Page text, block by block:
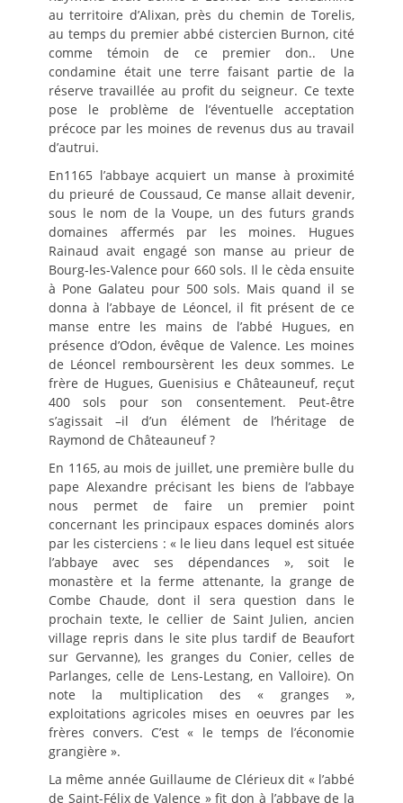
au territoire d’Alixan, près du chemin de Torelis,
au temps du premier abbé cistercien Burnon, cité
comme témoin de ce premier don.. Une
condamine était une terre faisant partie de la
réserve travaillée au profit du seigneur. Ce texte
pose le problème de l’éventuelle acceptation
précoce par les moines de revenus dus au travail
d’autrui.
En1165 l’abbaye acquiert un manse à proximité
du prieuré de Coussaud, Ce manse allait devenir,
sous le nom de la Voupe, un des futurs grands
domaines affermés par les moines. Hugues
Rainaud avait engagé son manse au prieur de
Bourg-les-Valence pour 660 sols. Il le cèda ensuite
à Pone Galateu pour 500 sols. Mais quand il se
donna à l’abbaye de Léoncel, il fit présent de ce
manse entre les mains de l’abbé Hugues, en
présence d’Odon, évêque de Valence. Les moines
de Léoncel remboursèrent les deux sommes. Le
frère de Hugues, Guenisius e Châteauneuf, reçut
400 sols pour son consentement. Peut-être
s’agissait –il d’un élément de l’héritage de
Raymond de Châteauneuf ?
En 1165, au mois de juillet, une première bulle du
pape Alexandre précisant les biens de l’abbaye
nous permet de faire un premier point
concernant les principaux espaces dominés alors
par les cisterciens : « le lieu dans lequel est située
l’abbaye avec ses dépendances », soit le
monastère et la ferme attenante, la grange de
Combe Chaude, dont il sera question dans le
prochain texte, le cellier de Saint Julien, ancien
village repris dans le site plus tardif de Beaufort
sur Gervanne), les granges du Conier, celles de
Parlanges, celle de Lens-Lestang, en Valloire). On
note la multiplication des « granges »,
exploitations agricoles mises en oeuvres par les
frères convers. C’est « le temps de l’économie
grangière ».
La même année Guillaume de Clérieux dit « l’abbé
de Saint-Félix de Valence » fit don à l’abbaye de la